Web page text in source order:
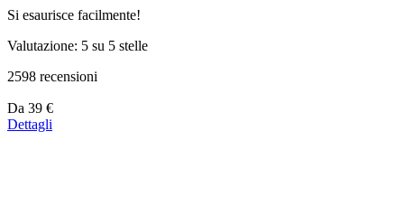
Si esaurisce facilmente!
Valutazione: 5 su 5 stelle
2598 recensioni
Prezzo
a
Da 39 €
Dettagli